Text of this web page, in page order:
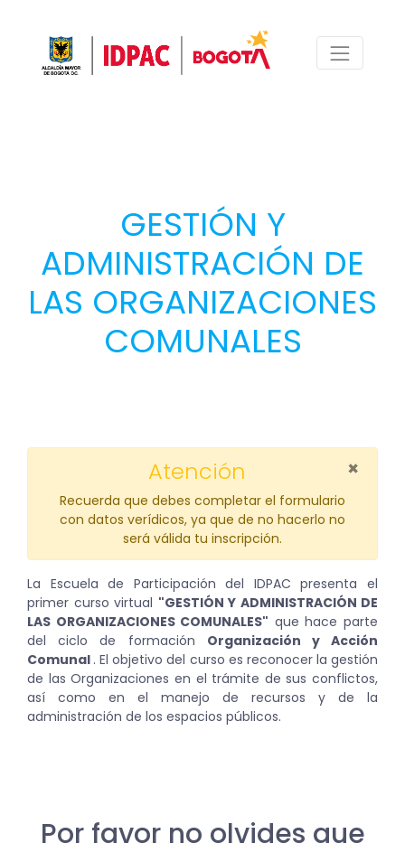
GESTIÓN Y
ADMINISTRACIÓN DE
LAS ORGANIZACIONES
COMUNALES
×
Atención
Recuerda que debes completar el formulario
con datos verídicos, ya que de no hacerlo no
será válida tu inscripción.
La Escuela de Participación del IDPAC presenta el
primer curso virtual "GESTIÓN Y ADMINISTRACIÓN DE
LAS ORGANIZACIONES COMUNALES" que hace parte
del ciclo de formación Organización y Acción
Comunal . El objetivo del curso es reconocer la gestión
de las Organizaciones en el trámite de sus conflictos,
así como en el manejo de recursos y de la
administración de los espacios públicos.
Por favor no olvides que